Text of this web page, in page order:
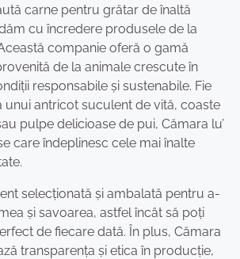
carne pentru grătar de înaltă
cu încredere produsele de la
companie oferă o gamă
de la animale crescute în
responsabile și sustenabile. Fie
unui antricot suculent de vită, coaste
pulpe delicioase de pui, Cămara lu’
care îndeplinesc cele mai înalte
selecționată și ambalată pentru a-
și savoarea, astfel încât să poți
de fiecare dată. În plus, Cămara
transparența și etica în producție,